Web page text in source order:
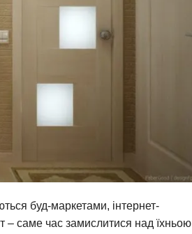
буд-маркетами, інтернет-
– саме час замислитися над їхньою